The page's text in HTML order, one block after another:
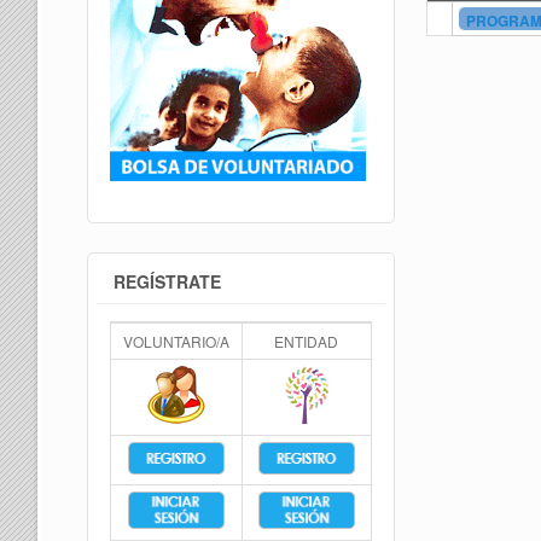
REGÍSTRATE
VOLUNTARIO/A ENTIDAD